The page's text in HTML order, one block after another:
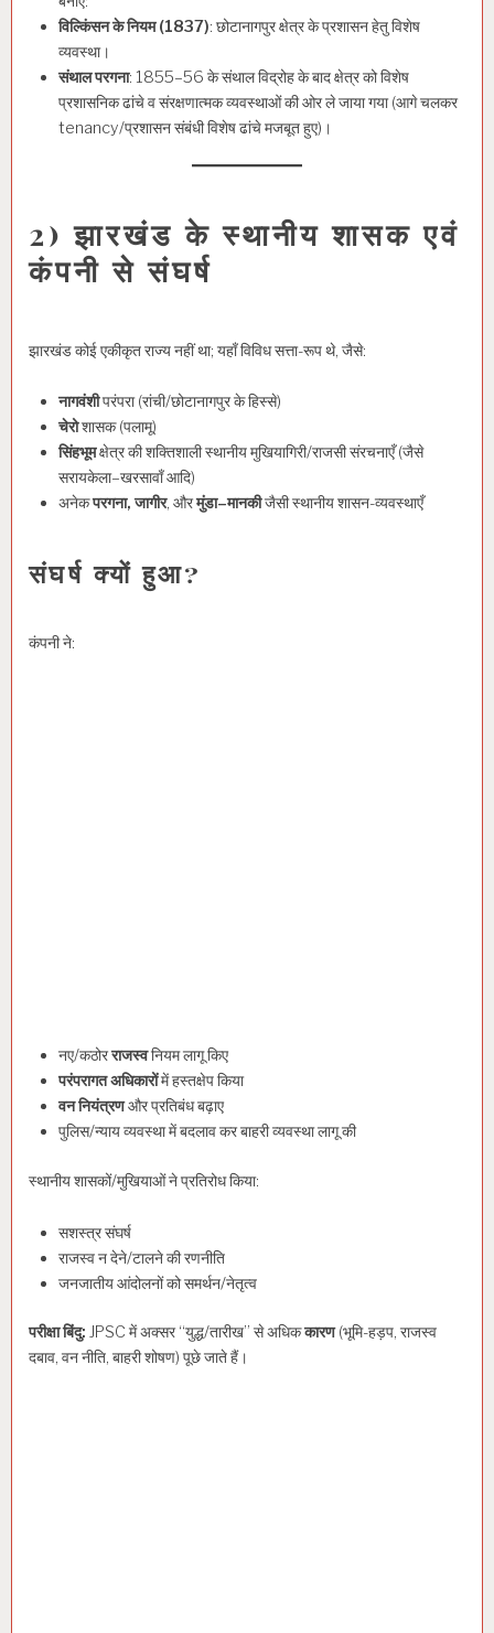
विल्किंसन के नियम (1837): छोटानागपुर क्षेत्र के प्रशासन हेतु विशेष
व्यवस्था।
संथाल परगना: 1855–56 के संथाल विद्रोह के बाद क्षेत्र को विशेष
प्रशासनिक ढांचे व संरक्षणात्मक व्यवस्थाओं की ओर ले जाया गया (आगे चलकर
tenancy/प्रशासन संबंधी विशेष ढांचे मजबूत हुए)।
2) झारखंड के स्थानीय शासक एवं
कंपनी से संघर्ष
झारखंड कोई एकीकृत राज्य नहीं था; यहाँ विविध सत्ता-रूप थे, जैसे:
नागवंशीपरंपरा (रांची/छोटानागपुर के हिस्से)
चेरोशासक (पलामू)
सिंहभूमक्षेत्र की शक्तिशाली स्थानीय मुखियागिरी/राजसी संरचनाएँ (जैसे
सरायकेला–खरसावाँ आदि)
अनेकपरगना, जागीर, औरमुंडा–मानकीजैसी स्थानीय शासन-व्यवस्थाएँ
संघर्ष क्यों हुआ?
कंपनी ने:
नए/कठोरराजस्वनियम लागू किए
परंपरागत अधिकारोंमें हस्तक्षेप किया
वन नियंत्रणऔर प्रतिबंध बढ़ाए
पुलिस/न्याय व्यवस्था में बदलाव कर बाहरी व्यवस्था लागू की
स्थानीय शासकों/मुखियाओं ने प्रतिरोध किया:
सशस्त्र संघर्ष
राजस्व न देने/टालने की रणनीति
जनजातीय आंदोलनों को समर्थन/नेतृत्व
परीक्षा बिंदु: JPSC में अक्सर “युद्ध/तारीख” से अधिककारण(भूमि-हड़प, राजस्व
दबाव, वन नीति, बाहरी शोषण) पूछे जाते हैं।